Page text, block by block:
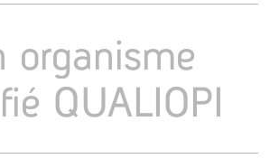
organisme
QUALIOPI